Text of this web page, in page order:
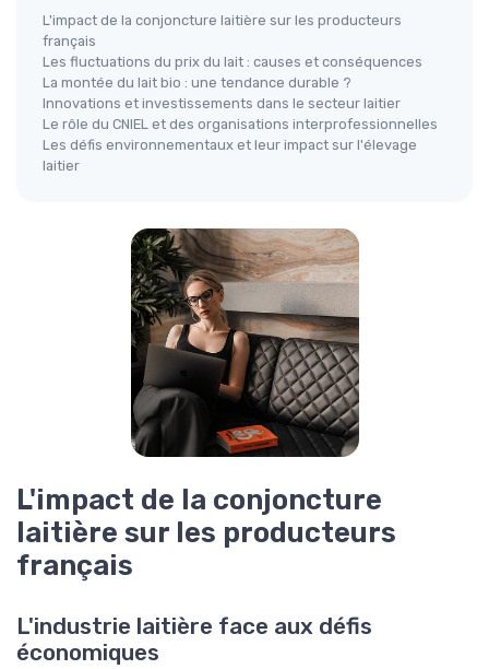
L'impact de la conjoncture laitière sur les producteurs
français
Les fluctuations du prix du lait : causes et conséquences
La montée du lait bio : une tendance durable ?
Innovations et investissements dans le secteur laitier
Le rôle du CNIEL et des organisations interprofessionnelles
Les défis environnementaux et leur impact sur l'élevage
laitier
L'impact de la conjoncture
laitière sur les producteurs
français
L'industrie laitière face aux défis
économiques